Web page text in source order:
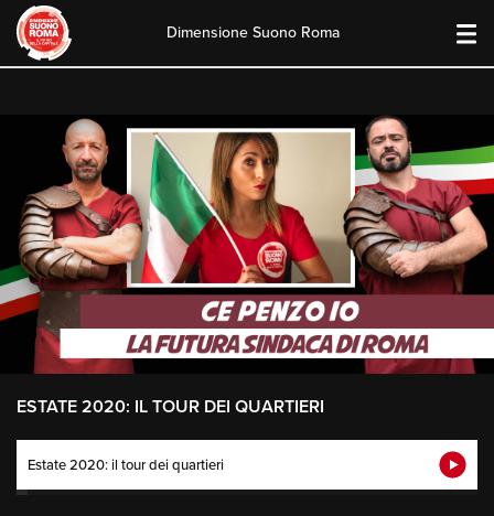
Dimensione Suono Roma
ESTATE 2020: IL TOUR DEI QUARTIERI
Estate 2020: il tour dei quartieri